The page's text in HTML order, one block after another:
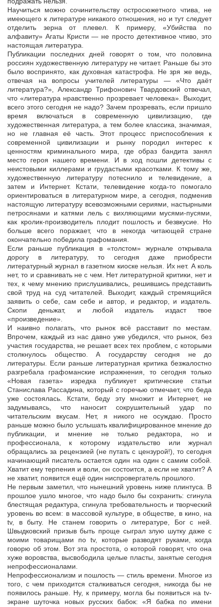
Научиться можно сочинительству остросюжетного чтива, не
имеющего к литературе никакого отношения, но и тут следует
отделить зерна от плевел. К примеру, «Убийства по
алфавиту» Агаты Кристи — не просто детективное чтиво, это
настоящая литература.
Публикации последних дней говорят о том, что половина
россиян художественную литературу не читает. Раньше бы это
было воспринято, как духовная катастрофа. Не зря же ведь,
отвечая на вопросы учителей литературы — «Что даёт
литература?», Александр Трифонович Твардовский отвечал,
что «литература нравственно прозревает человека». Выходит,
всего этого сегодня не надо? Зачем прозревать, если пришло
время включаться в современную цивилизацию, где
художественная литература, а тем более классика, значимая,
но не главная её часть. Этот процесс приспособления к
современной цивилизации и рынку породил интерес к
ценностям криминального мира, где образ бандита занял
место героя нашего времени. И в ход пошли детективы с
неистовыми киллерами и грудастыми красотками. К тому же,
художественную литературу потеснило и телевидение, а
затем и Интернет. Кстати, телевидение когда-то помогало
ориентироваться в литературном мире, а сегодня, подменив
настоящую литературу всевозможными сериями, настырными
петросянами и катями лель с вихляющими мусями-пусями,
как кролик-производитель плодит пошлость и безвкусие. Но
больше всего поражает, что в некогда читающей стране
окончательно победила графомания.
Если раньше публикация в «толстом» журнале открывала
дорогу в литературу, то сегодня даже приобрести
литературный журнал в газетном киоске нельзя. Их нет. А коль
нет, то и сравнивать не с чем. Нет литературной критики, нет и
тех, к чему мнению прислушивались, решившись представить
свой труд на суд читателей. Выходит, каждый стремящийся
заявить о себе, сам себе и автор, и редактор, и издатель.
Скопи деньжат, и любой издатель издаст твое
«произведение».
И наивно полагать, что рынок всё расставит по местам.
Впрочем, каждый из нас давно уже убедился, что рынок, без
участия государства, не решает всех тех проблем, с которыми
столкнулось общество. А государству сегодня не до
литературы. Если раньше литературная критика безжалостно
разгребала графоманские испражнения, то сегодня только
«Новая газета» изредка публикует критические статьи
Станислава Рассадина, который с горечью отмечает, что беда
уже состоялась. Кстати, беду эту множит и Интернет, не
задумываясь, что наносит сокрушительный удар по
читательским вкусам. Нет, я никого не осуждаю. Просто
раньше можно было услышать квалифицированное мнение до
публикации, и мнение не только редактора, но и
профессионала, к которому издательство или журнал
обращались за рецензией (не путать с цензурой!), то сегодня
начинающий писатель остается один на один с самим собой.
Хватит ему терпения и воли, он состоится, а если не хватит? А
не хватит, появится ещё один ниспровергатель прошлого.
Не первым заметил, что нынешний уровень ниже плинтуса. В
прошлое ушло многое, что надо было бы сохранить: сгинула
блестящая редактура, сгинула требовательность и творческий
уровень во всем: в массовой культуре, в обществе, в кино, на
tv, в быту. Не станем говорить о литературе, Бог с ней.
Швыдковский призыв быть проще сыграл злую шутку даже с
моими товарищами по tv, которые разводят руками, когда
говорю об этом. Вот эта простота, о которой говорят, что она
хуже воровства, высвободила целые пласты, занятые сегодня
непрофессионалами.
Непрофессионализм и пошлость — стиль времени. Многое из
того, с чем приходится сталкиваться сегодня, никогда бы не
появилось раньше. Ну, к примеру, могла бы появиться на tv-
экране шуточка новых русских бабок: «Я бабка по имени